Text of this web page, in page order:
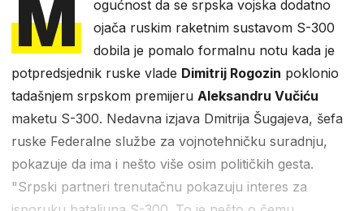
M
ogućnost da se srpska vojska dodatno
ojača ruskim raketnim sustavom S-300
dobila je pomalo formalnu notu kada je
potpredsjednik ruske vlade Dimitrij Rogozin poklonio
tadašnjem srpskom premijeru Aleksandru Vučiću
maketu S-300. Nedavna izjava Dmitrija Šugajeva, šefa
ruske Federalne službe za vojnotehničku suradnju,
pokazuje da ima i nešto više osim političkih gesta.
"Srpski partneri trenutačnu pokazuju interes za